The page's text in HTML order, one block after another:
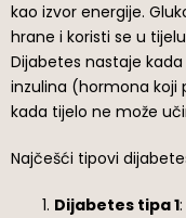
kao izvor energije.
hrane i koristi se u
Dijabetes nastaje
inzulina (hormona koji
kada tijelo ne može
Najčešći tipovi
Dijabetes tipa 1